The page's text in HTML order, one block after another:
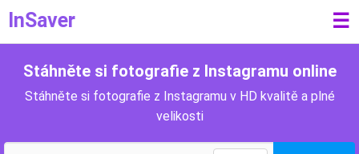
InSaver ☰
Stáhněte si fotografie z Instagramu online
Stáhněte si fotografie z Instagramu v HD kvalitě a plné
velikosti